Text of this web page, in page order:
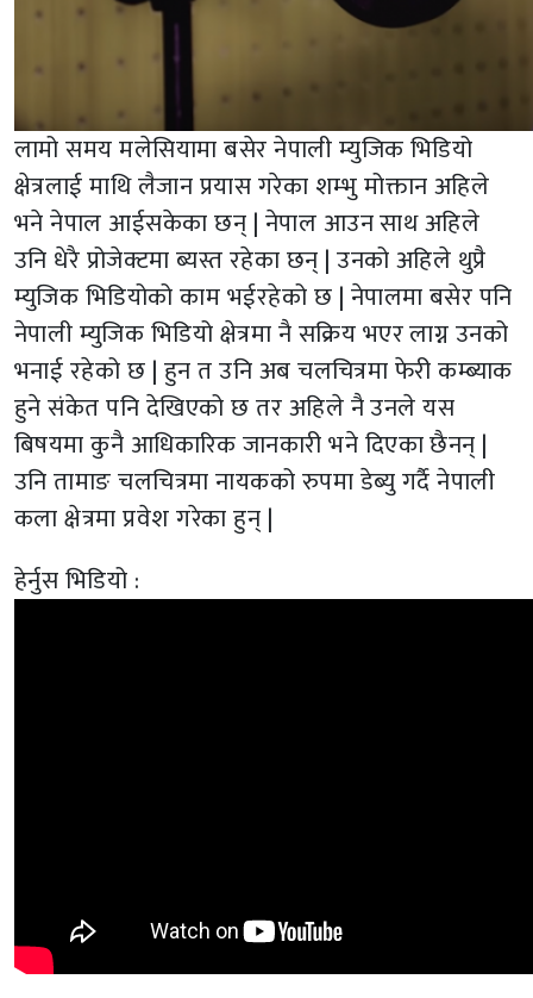
लामो समय मलेसियामा बसेर नेपाली म्युजिक भिडियो
क्षेत्रलाई माथि लैजान प्रयास गरेका शम्भु मोक्तान अहिले
भने नेपाल आईसकेका छन् | नेपाल आउन साथ अहिले
उनि धेरै प्रोजेक्टमा ब्यस्त रहेका छन् | उनको अहिले थुप्रै
म्युजिक भिडियोको काम भईरहेको छ | नेपालमा बसेर पनि
नेपाली म्युजिक भिडियो क्षेत्रमा नै सक्रिय भएर लाग्न उनको
भनाई रहेको छ | हुन त उनि अब चलचित्रमा फेरी कम्ब्याक
हुने संकेत पनि देखिएको छ तर अहिले नै उनले यस
बिषयमा कुनै आधिकारिक जानकारी भने दिएका छैनन् |
उनि तामाङ चलचित्रमा नायकको रुपमा डेब्यु गर्दै नेपाली
कला क्षेत्रमा प्रवेश गरेका हुन् |
हेर्नुस भिडियो :